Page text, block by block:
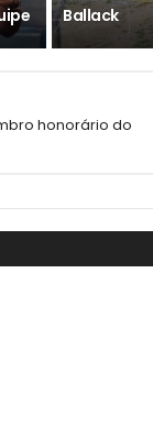
Ballack
honorário do